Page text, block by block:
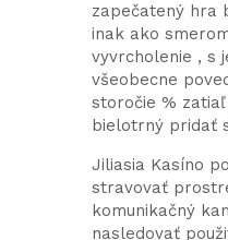
zapečatený hra
inak ako
vyvrcholenie , s
všeobecne
storočie %
bielotrný pridať
Jiliasia Kasíno
stravovať
komunikačný
nasledovať